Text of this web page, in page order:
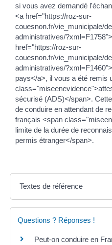
si vous avez demandé
<a href="https://roz-sur-
couesnon.fr/vie_municipale/
administratives/
href="https://roz-sur-
couesnon.fr/vie_municipale/
administratives/
pays</a>, il vous a été remis
sécurisé (ADS)</span>.
de conduire en attendant de
français <span
limite de la durée de
permis étranger</span>.
Textes de référence
Questions ? Réponses !
Peut-on conduire en